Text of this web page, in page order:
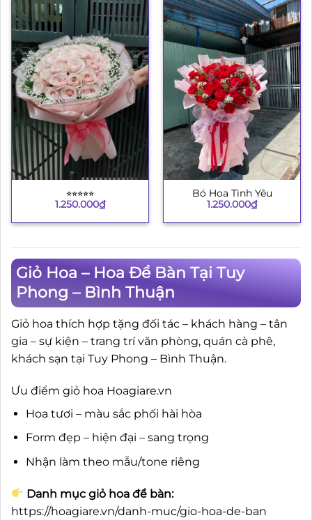
⭐︎⭐︎⭐︎⭐︎⭐︎
1.250.000₫
Bó Hoa Tình Yêu
1.250.000₫
Giỏ Hoa – Hoa Để Bàn Tại Tuy
Phong – Bình Thuận
Giỏ hoa thích hợp tặng đối tác – khách hàng – tân
gia – sự kiện – trang trí văn phòng, quán cà phê,
khách sạn tại Tuy Phong – Bình Thuận.
Ưu điểm giỏ hoa Hoagiare.vn
Hoa tươi – màu sắc phối hài hòa
Form đẹp – hiện đại – sang trọng
Nhận làm theo mẫu/tone riêng
Danh mục giỏ hoa để bàn:
https://hoagiare.vn/danh-muc/gio-hoa-de-ban